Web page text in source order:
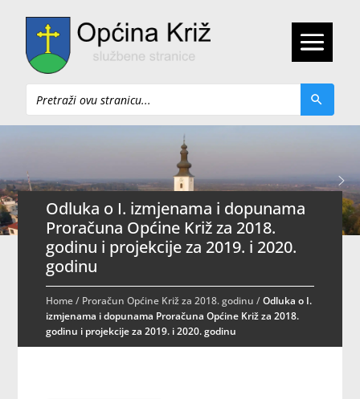
Pretraži
Odluka o I. izmjenama i dopunama
Proračuna Općine Križ za 2018.
godinu i projekcije za 2019. i 2020.
godinu
Home/ Proračun Općine Križ za 2018. godinu /Odluka o I.
izmjenama i dopunama Proračuna Općine Križ za 2018.
godinu i projekcije za 2019. i 2020. godinu